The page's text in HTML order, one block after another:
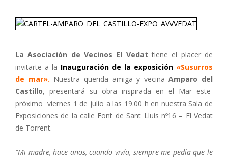
La Asociación de Vecinos El Vedat tiene el placer de
invitarte a la Inauguración de la exposición «Susurros
de mar». Nuestra querida amiga y vecinaAmparo del
Castillo, presentará su obra inspirada en el Mar este
próximo viernes 1 de julio a las 19.00 h en nuestra Sala de
Exposiciones de la calle Font de Sant Lluis nº16 – El Vedat
de Torrent.
“Mi madre, hace años, cuando vivía, siempre me pedía que le